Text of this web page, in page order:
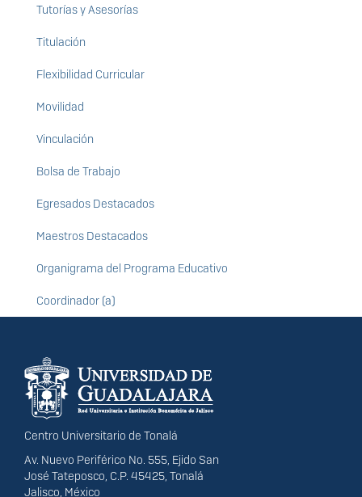
Tutorías y Asesorías
Titulación
Flexibilidad Curricular
Movilidad
Vinculación
Bolsa de Trabajo
Egresados Destacados
Maestros Destacados
Organigrama del Programa Educativo
Coordinador (a)
Información del
portal
Centro Universitario de Tonalá
Av. Nuevo Periférico No. 555, Ejido San
José Tateposco, C.P. 45425, Tonalá
Jalisco, México